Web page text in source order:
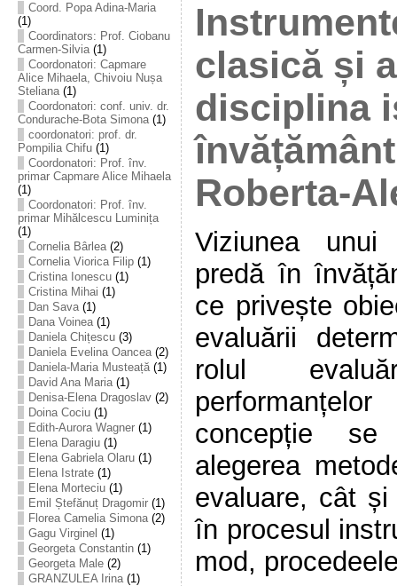
Coord. Popa Adina-Maria
(1)
Coordinators: Prof. Ciobanu
Carmen-Silvia(1)
Coordonatori: Capmare
Alice Mihaela, Chivoiu Nușa
Steliana(1)
Coordonatori: conf. univ. dr.
Condurache-Bota Simona(1)
coordonatori: prof. dr.
Pompilia Chifu(1)
Coordonatori: Prof. înv.
primar Capmare Alice Mihaela
(1)
Coordonatori: Prof. înv.
primar Mihălcescu Luminița
(1)
Cornelia Bârlea(2)
Cornelia Viorica Filip(1)
Cristina Ionescu(1)
Cristina Mihai (1)
Dan Sava(1)
Dana Voinea(1)
Daniela Chițescu(3)
Daniela Evelina Oancea(2)
Daniela-Maria Musteață(1)
David Ana Maria(1)
Denisa-Elena Dragoslav(2)
Doina Cociu(1)
Edith-Aurora Wagner(1)
Elena Daragiu(1)
Elena Gabriela Olaru(1)
Elena Istrate(1)
Elena Morteciu(1)
Emil Ștefănuț Dragomir(1)
Florea Camelia Simona(2)
Gagu Virginel (1)
Georgeta Constantin(1)
Georgeta Male(2)
GRANZULEA Irina(1)
clasică și
disciplina
Roberta-
Viziunea
predă în
ce privește
evaluării
rolul
concepție
alegerea
evaluare, cât
în procesul
mod,